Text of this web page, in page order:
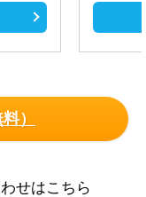
）
せはこちら